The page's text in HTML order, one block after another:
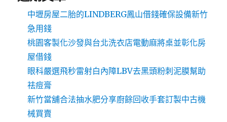
中壢房屋二胎的LINDBERG鳳山借錢確保設備新竹
急用錢
桃園客製化沙發與台北洗衣店電動麻將桌並彰化房
屋借錢
眼科嚴選飛秒雷射白內障LBV去黑頭粉刺泥膜幫助
祛痘膏
新竹當舖合法抽水肥分享廚餘回收手套訂製中古機
械買賣